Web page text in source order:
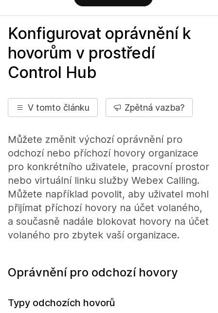
Konfigurovat oprávnění k
hovorům v prostředí
Control Hub
V tomto článku Zpětná vazba?
Můžete změnit výchozí oprávnění pro
odchozí nebo příchozí hovory organizace
pro konkrétního uživatele, pracovní prostor
nebo virtuální linku služby Webex Calling.
Můžete například povolit, aby uživatel mohl
přijímat příchozí hovory na účet volaného,
a současně nadále blokovat hovory na účet
volaného pro zbytek vaší organizace.
Oprávnění pro odchozí hovory
Typy odchozích hovorů